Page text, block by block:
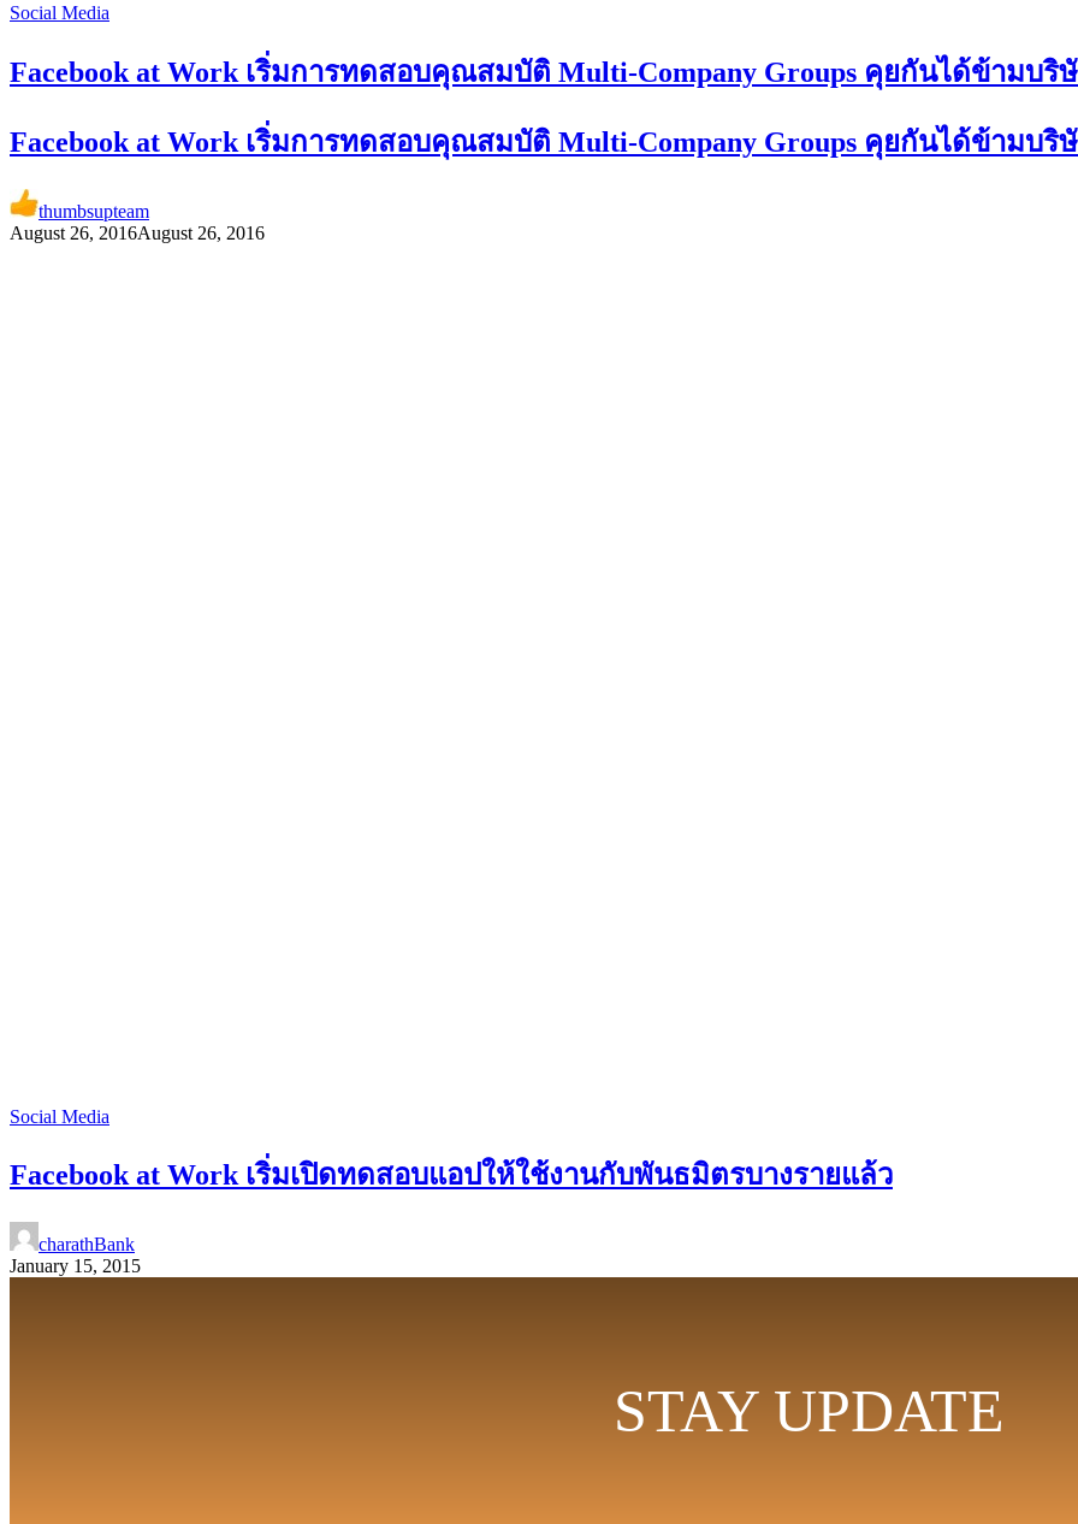
Social Media
Facebook at Work เริ่มการทดสอบคุณสมบัติ Multi-Company Groups คุยกันได้ข้ามบริ
Facebook at Work เริ่มการทดสอบคุณสมบัติ Multi-Company Groups คุยกันได้ข้ามบริ
thumbsupteam
August 26, 2016August 26, 2016
Social Media
Facebook at Work เริ่มเปิดทดสอบแอปให้ใช้งานกับพันธมิตรบางรายแล้ว
charathBank
January 15, 2015
STAY UPDATE